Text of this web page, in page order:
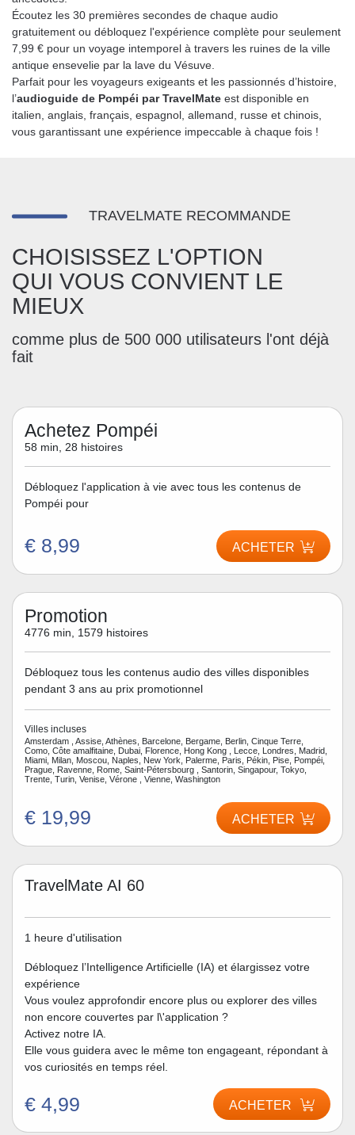
Écoutez les 30 premières secondes de chaque audio
gratuitement ou débloquez l'expérience complète pour seulement
7,99 € pour un voyage intemporel à travers les ruines de la ville
antique ensevelie par la lave du Vésuve.
Parfait pour les voyageurs exigeants et les passionnés d’histoire,
l’audioguide de Pompéi par TravelMate est disponible en
italien, anglais, français, espagnol, allemand, russe et chinois,
vous garantissant une expérience impeccable à chaque fois !
TRAVELMATE RECOMMANDE
CHOISISSEZ L'OPTION
QUI VOUS CONVIENT LE
MIEUX
comme plus de 500 000 utilisateurs l'ont déjà
fait
Achetez Pompéi
58 min, 28 histoires
Débloquez l'application à vie avec tous les contenus de
Pompéi pour
€ 8,99 ACHETER
Promotion
4776 min, 1579 histoires
Débloquez tous les contenus audio des villes disponibles
pendant 3 ans au prix promotionnel
Villes incluses
Amsterdam , Assise, Athènes, Barcelone, Bergame, Berlin, Cinque Terre,
Como, Côte amalfitaine, Dubai, Florence, Hong Kong , Lecce, Londres, Madrid,
Miami, Milan, Moscou, Naples, New York, Palerme, Paris, Pékin, Pise, Pompéi,
Prague, Ravenne, Rome, Saint-Pétersbourg , Santorin, Singapour, Tokyo,
Trente, Turin, Venise, Vérone , Vienne, Washington
€ 19,99 ACHETER
TravelMate AI 60
1 heure d'utilisation
Débloquez l’Intelligence Artificielle (IA) et élargissez votre
expérience
Vous voulez approfondir encore plus ou explorer des villes
non encore couvertes par l\'application ?
Activez notre IA.
Elle vous guidera avec le même ton engageant, répondant à
vos curiosités en temps réel.
€ 4,99 ACHETER